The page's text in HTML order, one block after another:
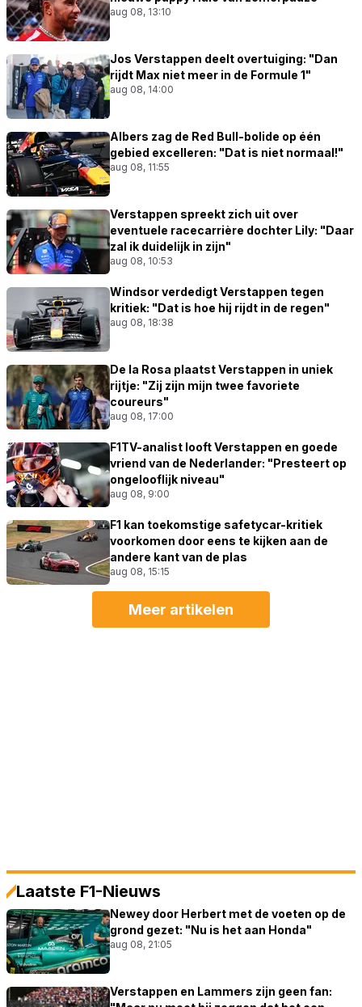
aug 08, 13:10
Jos Verstappen deelt overtuiging: "Dan
rijdt Max niet meer in de Formule 1"
aug 08, 14:00
Albers zag de Red Bull-bolide op één
gebied excelleren: "Dat is niet normaal!"
aug 08, 11:55
Verstappen spreekt zich uit over
eventuele racecarrière dochter Lily: "Daar
zal ik duidelijk in zijn"
aug 08, 10:53
Windsor verdedigt Verstappen tegen
kritiek: "Dat is hoe hij rijdt in de regen"
aug 08, 18:38
De la Rosa plaatst Verstappen in uniek
rijtje: "Zij zijn mijn twee favoriete
coureurs"
aug 08, 17:00
F1TV-analist looft Verstappen en goede
vriend van de Nederlander: "Presteert op
ongelooflijk niveau"
aug 08, 9:00
F1 kan toekomstige safetycar-kritiek
voorkomen door eens te kijken aan de
andere kant van de plas
aug 08, 15:15
Meer artikelen
Laatste F1-Nieuws
Newey door Herbert met de voeten op de
grond gezet: "Nu is het aan Honda"
aug 08, 21:05
Verstappen en Lammers zijn geen fan: